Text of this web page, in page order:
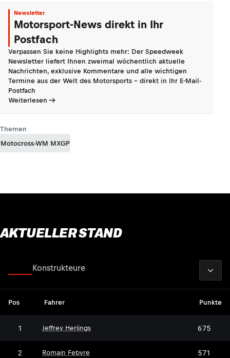
Newsletter
Motorsport-News direkt in Ihr
Postfach
Verpassen Sie keine Highlights mehr: Der Speedweek
Newsletter liefert Ihnen zweimal wöchentlich aktuelle
Nachrichten, exklusive Kommentare und alle wichtigen
Termine aus der Welt des Motorsports - direkt in Ihr E-Mail-
Postfach
Weiterlesen
Themen
Motocross-WM MXGP
AKTUELLER STAND
Konstrukteure
Pos Fahrer Punkte
1 Jeffrey Herlings 675
2 Romain Febvre 571